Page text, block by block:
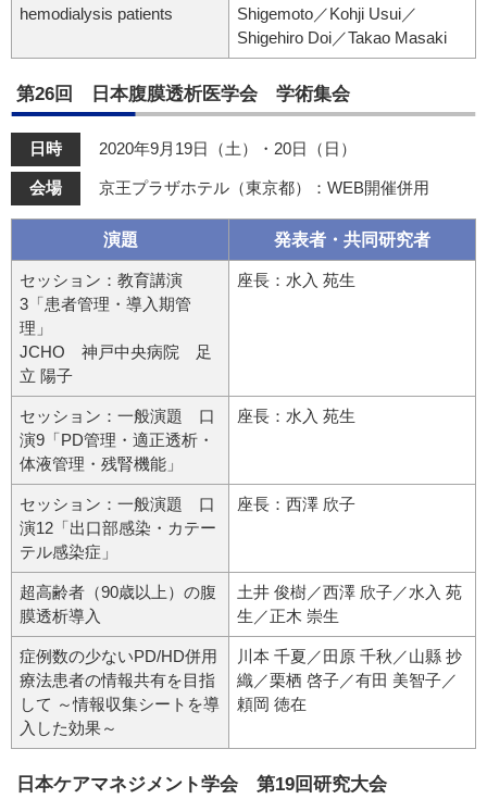
hemodialysis patients
Shigemoto／Kohji Usui／
Shigehiro Doi／Takao Masaki
第26回 日本腹膜透析医学会 学術集会
日時 2020年9月19日（土）・20日（日）
会場 京王プラザホテル（東京都）：WEB開催併用
演題 発表者・共同研究者
セッション：教育講演
3「患者管理・導入期管
理」
JCHO 神戸中央病院 足
立 陽子
座長：水入 苑生
セッション：一般演題 口
演9「PD管理・適正透析・
体液管理・残腎機能」
座長：水入 苑生
セッション：一般演題 口
演12「出口部感染・カテー
テル感染症」
座長：西澤 欣子
超高齢者（90歳以上）の腹
膜透析導入
土井 俊樹／西澤 欣子／水入 苑
生／正木 崇生
症例数の少ないPD/HD併用
療法患者の情報共有を目指
して ～情報収集シートを導
入した効果～
川本 千夏／田原 千秋／山縣 抄
織／栗栖 啓子／有田 美智子／
頼岡 徳在
日本ケアマネジメント学会 第19回研究大会